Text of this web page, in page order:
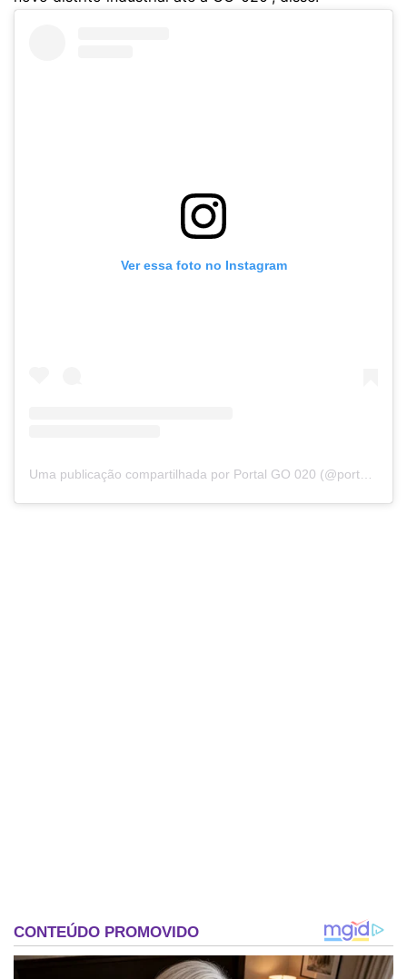
Ver essa foto no Instagram
Uma publicação compartilhada por Portal GO 020 (@portalgo020)